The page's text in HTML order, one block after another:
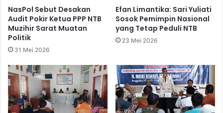
NasPol Sebut Desakan
Audit Pokir Ketua PPP NTB
Muzihir Sarat Muatan
Politik
31 Mei 2026
Efan Limantika: Sari Yuliati
Sosok Pemimpin Nasional
yang Tetap Peduli NTB
23 Mei 2026